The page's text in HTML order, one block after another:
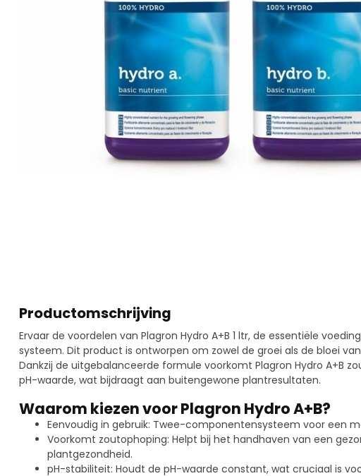
Productomschrijving
Ervaar de voordelen van Plagron Hydro A+B 1 ltr, de essentiële
systeem. Dit product is ontworpen om zowel de groei als de bloei
Dankzij de uitgebalanceerde formule voorkomt Plagron Hydro A+B
pH-waarde, wat bijdraagt aan buitengewone plantresultaten.
Waarom kiezen voor Plagron Hydro A+B?
Eenvoudig in gebruik: Twee-componentensysteem voor een
Voorkomt zoutophoping: Helpt bij het handhaven van een
plantgezondheid.
pH-stabiliteit: Houdt de pH-waarde constant, wat cruciaal is